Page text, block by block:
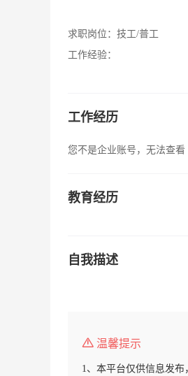
求职岗位： 技工/普工
工作经验：
工作经历
您不是企业账号，无法查看
教育经历
自我描述
温馨提示
1、本平台仅供信息发布